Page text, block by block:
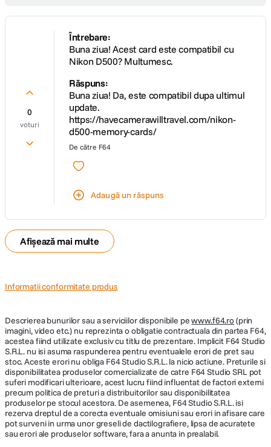
0
voturi
Întrebare:
Buna ziua! Acest card este compatibil cu
Nikon D500? Multumesc.
Răspuns:
Buna ziua! Da, este compatibil dupa ultimul
update.
https://havecamerawilltravel.com/nikon-
d500-memory-cards/
De către F64
Adaugă un răspuns
Afișează mai multe
Informatii conformitate produs
Descrierea bunurilor sau a serviciilor disponibile pewww.f64.ro(prin
imagini, video etc.) nu reprezinta o obligatie contractuala din partea F64,
acestea fiind utilizate exclusiv cu titlu de prezentare. Implicit F64 Studio
S.R.L. nu isi asuma raspunderea pentru eventualele erori de pret sau
stoc. Aceste erori nu obliga F64 Studio S.R.L. la nicio actiune. Preturile si
disponibilitatea produselor comercializate de catre F64 Studio SRL pot
suferi modificari ulterioare, acest lucru fiind influentat de factori externi
precum politica de preturi a distribuitorilor sau disponibilitatea
produselor pe stocul acestora. De asemenea, F64 Studio S.R.L. isi
rezerva dreptul de a corecta eventuale omisiuni sau erori in afisare care
pot surveni in urma unor greseli de dactilografiere, lipsa de acuratete
sau erori ale produselor software, fara a anunta in prealabil.